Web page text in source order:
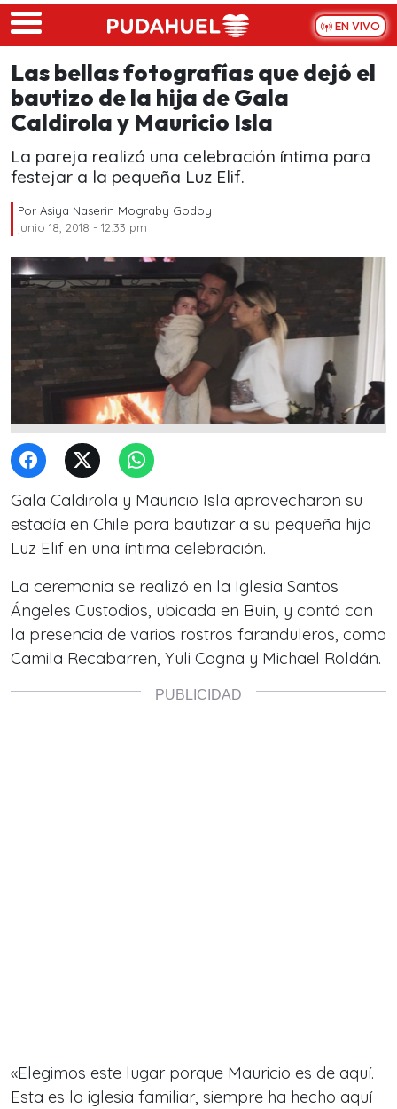
Skip to main content
EN VIVO
Las bellas fotografías que dejó el
bautizo de la hija de Gala
Caldirola y Mauricio Isla
La pareja realizó una celebración íntima para
festejar a la pequeña Luz Elif.
Por Asiya Naserin Mograby Godoy
junio 18, 2018 - 12:33 pm
Gala Caldirola y Mauricio Isla aprovecharon su
estadía en Chile para bautizar a su pequeña hija
Luz Elif en una íntima celebración.
La ceremonia se realizó en la Iglesia Santos
Ángeles Custodios, ubicada en Buin, y contó con
la presencia de varios rostros faranduleros, como
Camila Recabarren, Yuli Cagna y Michael Roldán.
«Elegimos este lugar porque Mauricio es de aquí.
Esta es la iglesia familiar, siempre ha hecho aquí